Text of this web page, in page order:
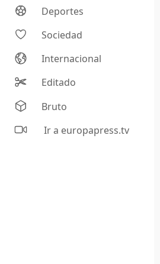
Deportes
Sociedad
Internacional
Editado
Bruto
Ir a europapress.tv